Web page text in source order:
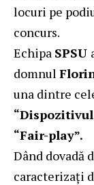
locuri pe
concurs.
Echipa SPSU
domnul
una dintre
“Fair-play”.
Dând dovadă
caracterizați